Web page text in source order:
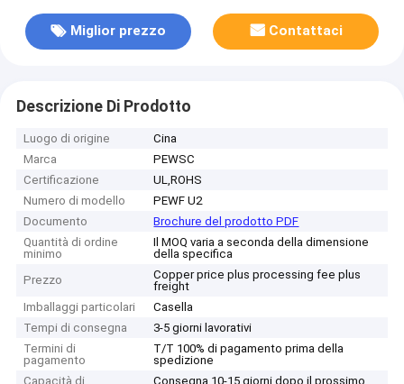
Miglior prezzo Contattaci
Descrizione Di Prodotto
Luogo di origine
Cina
Marca
PEWSC
Certificazione
UL,ROHS
Numero di modello
PEWF U2
Documento
Brochure del prodotto PDF
Quantità di ordine
minimo
Il MOQ varia a seconda della dimensione
della specifica
Prezzo
Copper price plus processing fee plus
freight
Imballaggi particolari
Casella
Tempi di consegna
3-5 giorni lavorativi
Termini di
pagamento
T/T 100% di pagamento prima della
spedizione
Capacità di
Consegna 10-15 giorni dopo il prossimo